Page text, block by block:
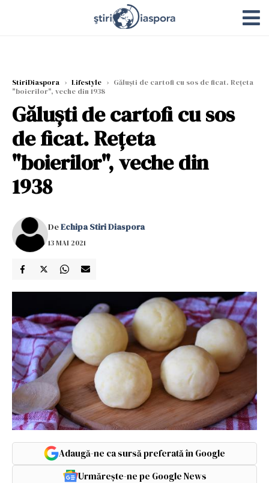
StiriDiaspora › Lifestyle › Găluști de cartofi cu sos de ficat. Rețeta
"boierilor", veche din 1938
Găluști de cartofi cu sos
de ficat. Rețeta
"boierilor", veche din
1938
DeEchipa Stiri Diaspora
13 MAI 2021
Adaugă-ne ca sursă preferată în Google
Urmărește-ne pe Google News